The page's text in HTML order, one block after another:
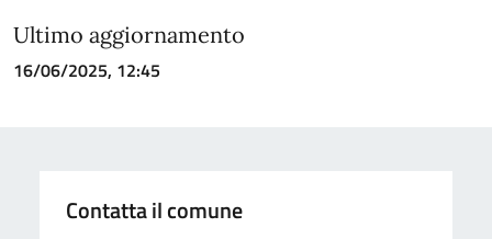
Ultimo aggiornamento
16/06/2025, 12:45
Contatta il comune